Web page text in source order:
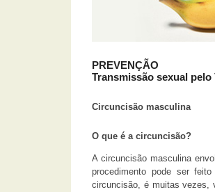
PREVENÇÃO
Transmissão sexual pelo
Circuncisão masculina
O que é a circuncisão?
A circuncisão masculina
procedimento pode ser
circuncisão, é muitas vezes,